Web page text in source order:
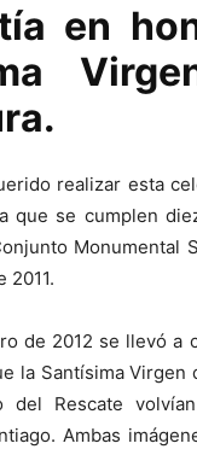
en
realizar esta
que se cumplen
Monumental
2011.
de 2012 se llevó a
la Santísima Virgen
del Rescate
Ambas